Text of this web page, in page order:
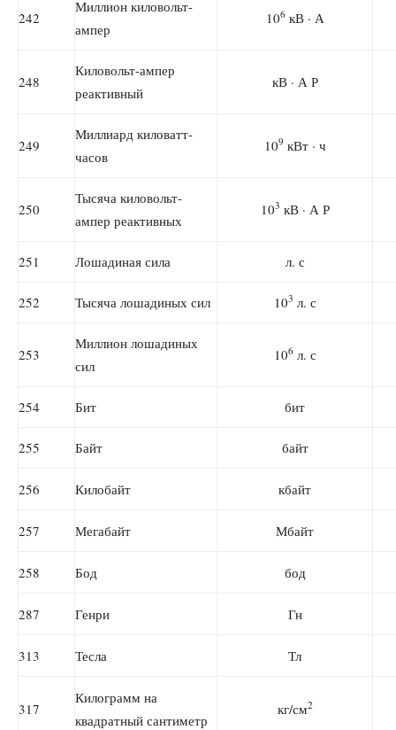
242
Миллион киловольт-
ампер
106кВ · А
248
Киловольт-ампер
реактивный
кВ · А Р
249
Миллиард киловатт-
часов
109 кВт · ч
250
Тысяча киловольт-
ампер реактивных
103 кВ · А Р
251 Лошадиная сила л. с
252 Тысяча лошадиных сил 103 л. с
253
Миллион лошадиных
сил
106л. с
254 Бит бит
255 Байт байт
256 Килобайт кбайт
257 Мегабайт Мбайт
258 Бод бод
287 Генри Гн
313 Тесла Тл
317
Килограмм на
квадратный сантиметр
кг/см2